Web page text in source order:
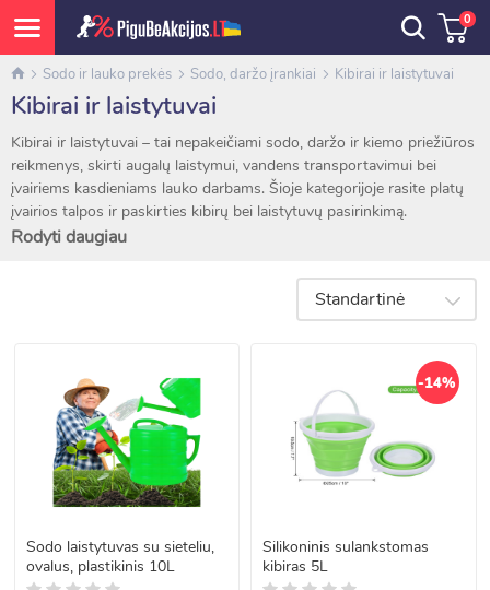
0
Sodo ir lauko prekės Sodo, daržo įrankiai Kibirai ir laistytuvai
Kibirai ir laistytuvai
Kibirai ir laistytuvai – tai nepakeičiami sodo, daržo ir kiemo priežiūros
reikmenys, skirti augalų laistymui, vandens transportavimui bei
įvairiems kasdieniams lauko darbams. Šioje kategorijoje rasite platų
įvairios talpos ir paskirties kibirų bei laistytuvų pasirinkimą.
dekoratyviniai laistytuvai, skirtingų dydžių modeliai gėlėms, daržui,
šiltnamiui ar sodo augalams prižiūrėti. Patogios rankenos ir
ergonomiškas dizainas užtikrina komfortišką naudojimą.
Laistytuvai leidžia tiksliai ir tolygiai paskirstyti vandenį, padedant
palaikyti optimalias augalų augimo sąlygas. Kibirai praverčia ne tik
vandeniui nešti, bet ir įvairioms sodo bei buities užduotims atlikti.
Kokybiški gaminiai pagaminti iš atsparių ir ilgaamžių medžiagų, todėl
puikiai tinka naudoti lauko sąlygomis. Įvairūs dydžiai ir modeliai
leidžia lengvai pasirinkti sprendimą pagal individualius poreikius.
Rinkitės kibirus ir laistytuvus, kurie padės patogiai prižiūrėti augalus,
atlikti kasdienius sodo darbus ir užtikrinti tvarkingą bei prižiūrėtą
Rodyti daugiau
Standartinė
Sodo laistytuvas su sieteliu,
ovalus, plastikinis 10L
-14%
Silikoninis sulankstomas
kibiras 5L